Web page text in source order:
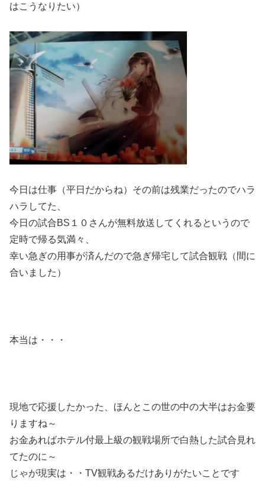
はこうなりたい）
今日は仕事（平日だからね）その前は残業だったのでハラ
ハラしてた、
今日の試合BS１０さんが無料放送してくれるというので
定時で帰る気満々、
幸い急ぎの用事が済んだので急ぎ帰宅して試合観戦（間に
合いました）
本当は・・・
現地で応援したかった、ほんとこの世の中の大半はお金要
りますね～
お金あればホテル付最上級の観戦場所で白熱した試合見れ
てたのに～
じゃが現実は・・TV観戦あるだけありがたいことです